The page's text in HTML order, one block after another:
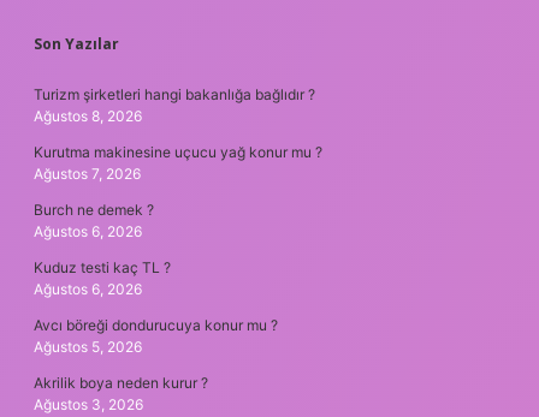
SIDEBAR
Son Yazılar
Turizm şirketleri hangi bakanlığa bağlıdır ?
Ağustos 8, 2026
Kurutma makinesine uçucu yağ konur mu ?
Ağustos 7, 2026
Burch ne demek ?
Ağustos 6, 2026
Kuduz testi kaç TL ?
Ağustos 6, 2026
Avcı böreği dondurucuya konur mu ?
Ağustos 5, 2026
Akrilik boya neden kurur ?
Ağustos 3, 2026